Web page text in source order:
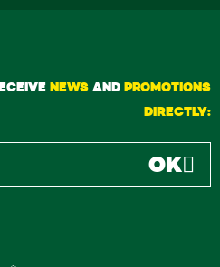
NEWSAND PROMOTIONS
DIRECTLY:
OK